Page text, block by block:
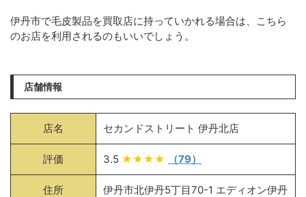
伊丹市で毛皮製品を買取店に持っていかれる場合は、こちら
のお店を利用されるのもいいでしょう。
店舗情報
店名 セカンドストリート 伊丹北店
評価 3.5 ★★★★ （79）
住所
伊丹市北伊丹5丁目70-1 エディオン伊丹